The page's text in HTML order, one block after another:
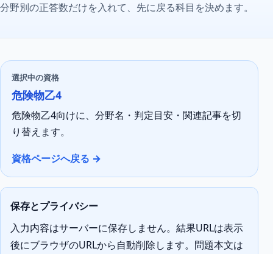
分野別の正答数だけを入れて、先に戻る科目を決めます。
選択中の資格
危険物乙4
危険物乙4向けに、分野名・判定目安・関連記事を切
り替えます。
資格ページへ戻る →
保存とプライバシー
入力内容はサーバーに保存しません。結果URLは表示
後にブラウザのURLから自動削除します。問題本文は